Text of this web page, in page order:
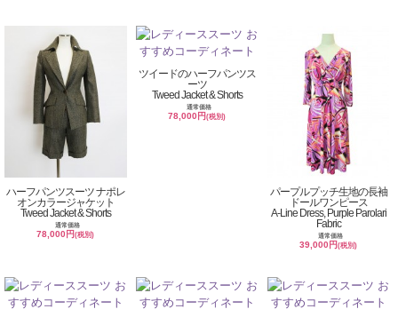
ハーフパンツスーツ ナポレ
オンカラージャケット
Tweed Jacket & Shorts
通常価格
78,000円(税別)
ツイードのハーフパンツス
ーツ
Tweed Jacket & Shorts
通常価格
78,000円(税別)
パープルプッチ生地の長袖
ドールワンピース
A-Line Dress, Purple Parolari
Fabric
通常価格
39,000円(税別)